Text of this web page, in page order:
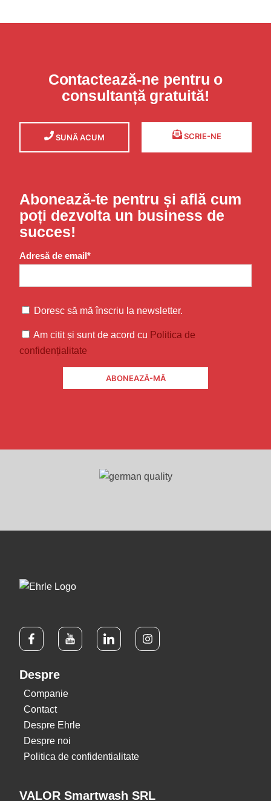
Contactează-ne pentru o
consultanță gratuită!
SUNĂ ACUM SCRIE-NE
Abonează-te pentru și află cum
poți dezvolta un business de
succes!
Adresă de email*
Doresc să mă înscriu la newsletter.
Am citit și sunt de acord cu Politica de
confidențialitate
Despre
Companie
Contact
Despre Ehrle
Despre noi
Politica de confidentialitate
VALOR Smartwash SRL